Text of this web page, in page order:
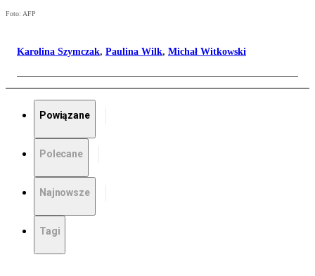
Foto: AFP
Karolina Szymczak, Paulina Wilk, Michał Witkowski
Powiązane
Polecane
Najnowsze
Tagi